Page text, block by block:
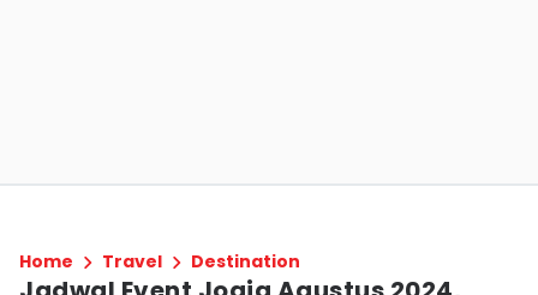
Home Travel Destination